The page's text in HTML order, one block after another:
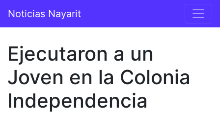
Navegación principal
Noticias Nayarit
Ejecutaron a un
Joven en la Colonia
Independencia